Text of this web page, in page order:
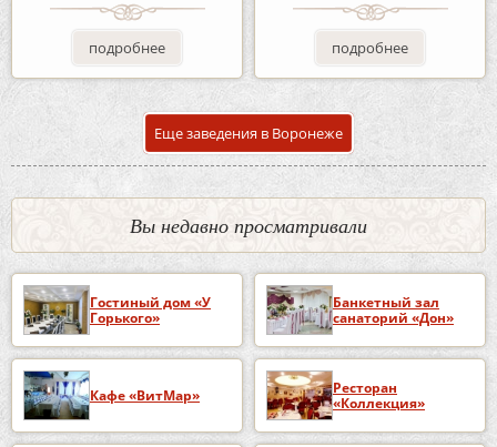
подробнее подробнее
Еще заведения в Воронеже
Вы недавно просматривали
Гостиный дом «У
Горького»
Банкетный зал
санаторий «Дон»
Кафе «ВитМар»
Ресторан
«Коллекция»